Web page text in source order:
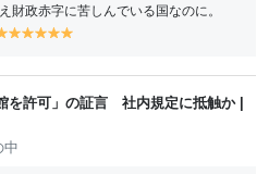
財政赤字に苦しんでいる国なのに。
y y
lo
w
y
lo
w
y
lo
w
y
lo
w
lo
w
を許可」の証言 社内規定に抵触か |
中